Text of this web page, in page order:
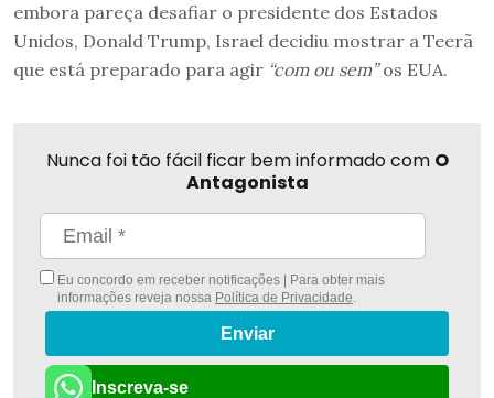
embora pareça desafiar o presidente dos Estados
Unidos, Donald Trump, Israel decidiu mostrar a Teerã
que está preparado para agir “com ou sem”os EUA.
Nunca foi tão fácil ficar bem informado com O
Antagonista
Eu concordo em receber notificações | Para obter mais
informações reveja nossa Política de Privacidade.
Enviar
Inscreva-se